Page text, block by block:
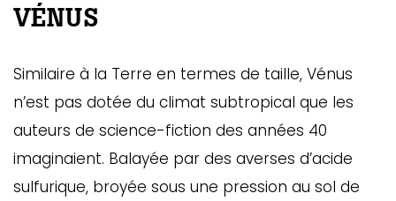
VÉNUS
Similaire à la Terre en termes de taille, Vénus
n’est pas dotée du climat subtropical que les
auteurs de science-fiction des années 40
imaginaient. Balayée par des averses d’acide
sulfurique, broyée sous une pression au sol de